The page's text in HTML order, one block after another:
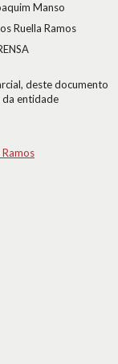
Manso
Ruella Ramos
deste documento
entidade